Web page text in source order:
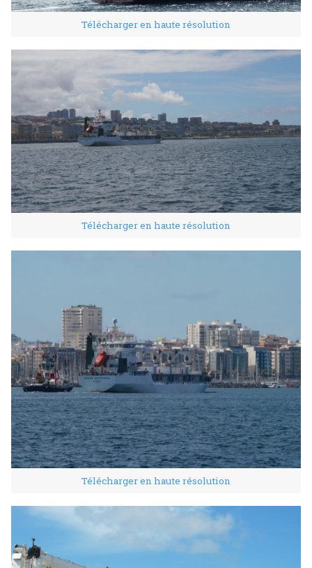
Télécharger en haute résolution
Télécharger en haute résolution
Télécharger en haute résolution